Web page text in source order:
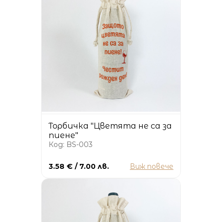
Торбичка "Цветята не са за
пиене"
Код: BS-003
3.58 € / 7.00 лв. Виж повече